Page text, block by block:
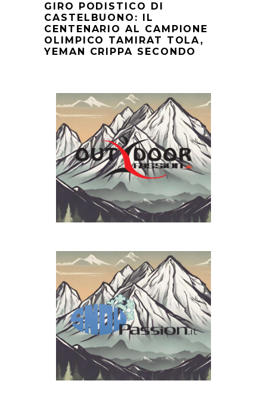
GIRO PODISTICO DI
CASTELBUONO: IL
CENTENARIO AL CAMPIONE
OLIMPICO TAMIRAT TOLA,
YEMAN CRIPPA SECONDO